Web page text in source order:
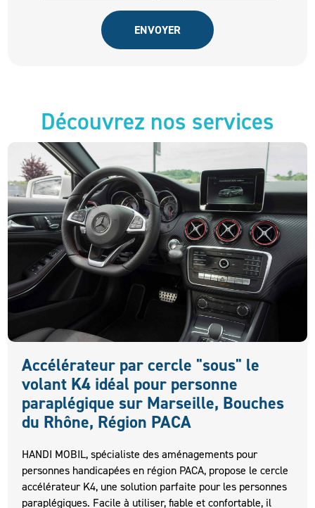
Découvrez nos services
Accélérateur par cercle "sous" le
volant K4 idéal pour personne
paraplégique sur Marseille, Bouches
du Rhône, Région PACA
HANDI MOBIL, spécialiste des aménagements pour
personnes handicapées en région PACA, propose le cercle
accélérateur K4, une solution parfaite pour les personnes
paraplégiques. Facile à utiliser, fiable et confortable, il